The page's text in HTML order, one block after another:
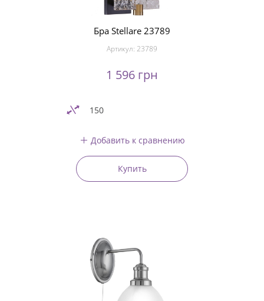
Бра Stellare 23789
Артикул: 23789
1 596 грн
150
Добавить к сравнению
Купить